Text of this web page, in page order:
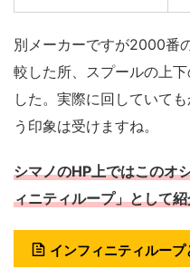
別メーカーですが2000番
較した所、スプールの上
した。実際に回していて
う印象は受けますね。
シマノのHP上ではこのオ
ィニティループ」として
インフィニティループ